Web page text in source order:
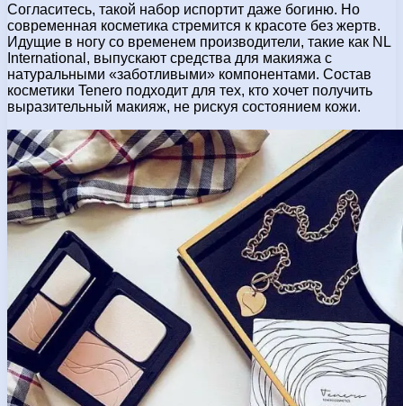
Согласитесь, такой набор испортит даже богиню. Но
современная косметика стремится к красоте без жертв.
Идущие в ногу со временем производители, такие как NL
International, выпускают средства для макияжа с
натуральными «заботливыми» компонентами. Состав
косметики Tenero подходит для тех, кто хочет получить
выразительный макияж, не рискуя состоянием кожи.